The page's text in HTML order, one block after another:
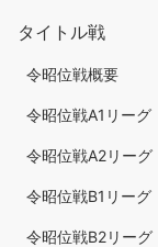
タイトル戦
令昭位戦概要
令昭位戦A1リーグ
令昭位戦A2リーグ
令昭位戦B1リーグ
令昭位戦B2リーグ